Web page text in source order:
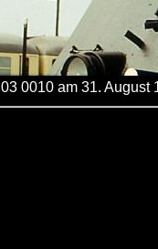
03 0010 am 31. August